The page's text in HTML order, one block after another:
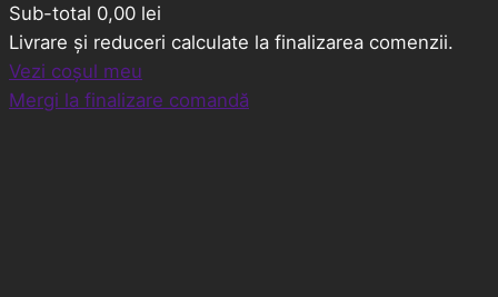
Produse
în
Sub-total 0,00 lei
Livrare și reduceri calculate la finalizarea comenzii.
Vezi coșul meu
Mergi la finalizare comandă